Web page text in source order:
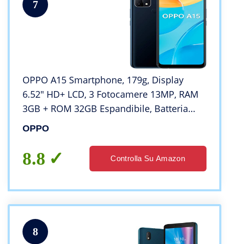
7
OPPO A15 Smartphone, 179g, Display
6.52″ HD+ LCD, 3 Fotocamere 13MP, RAM
3GB + ROM 32GB Espandibile, Batteria
4230mAh, Ricarica Rapida, Dual Sim,
OPPO
8.8 Controlla Su Amazon
8